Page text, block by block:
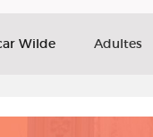
Wilde Adultes